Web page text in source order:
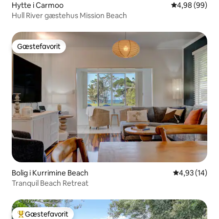
Hytte i Carmoo 4,98 ud af 5 i
4,98 (99)
Hull River gæstehus Mission Beach
Gæstefavorit
Gæstefavorit
Bolig i Kurrimine Beach 4,93 ud af 5
4,93 (14)
Tranquil Beach Retreat
Gæstefavorit